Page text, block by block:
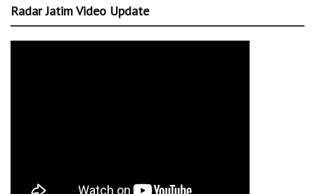
Radar Jatim Video Update